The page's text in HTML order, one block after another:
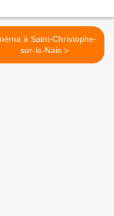
à Saint-Christophe-
sur-le-Nais >